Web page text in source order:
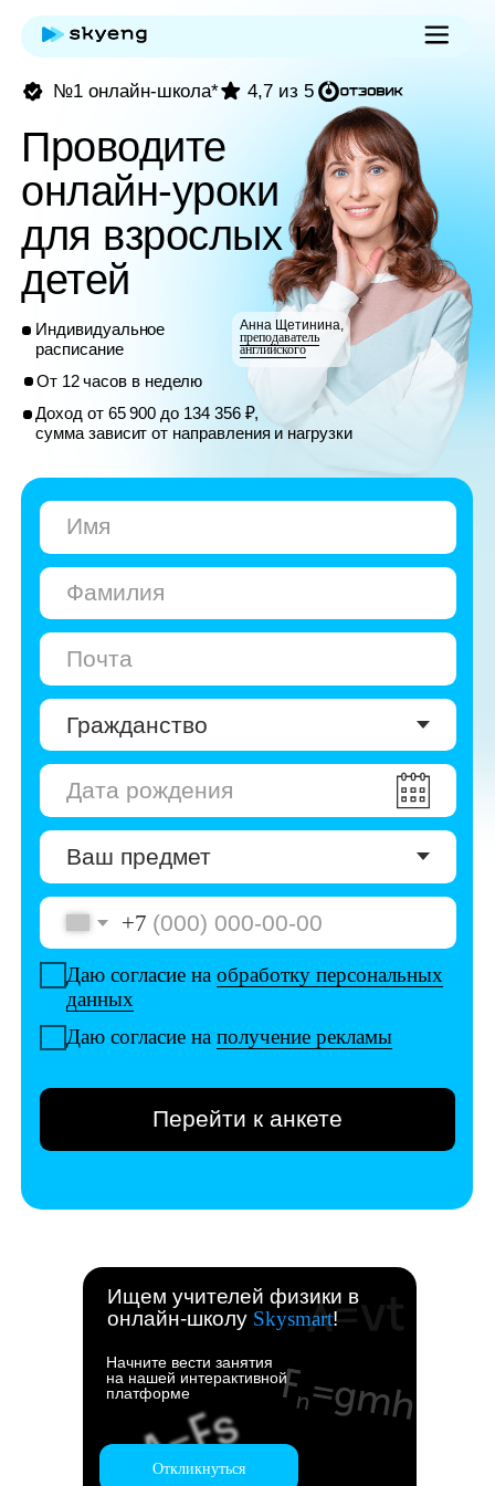
Индивидуальное
расписание
От 12 часов в неделю
Доход от 65 900 до 134 356 ₽,
сумма зависит от направления и нагрузки
4,7 из 5
Проводите
онлайн-уроки
для взрослых и
детей
Даю согласие наобработку персональных
Даю согласие наполучение рекламы
Перейти к анкете
Анна Щетинина,
преподаватель
Ищем учителей физики в
онлайн-школу Skysmart!
Начните вести занятия
на нашей интерактивной
платформе
Откликнуться